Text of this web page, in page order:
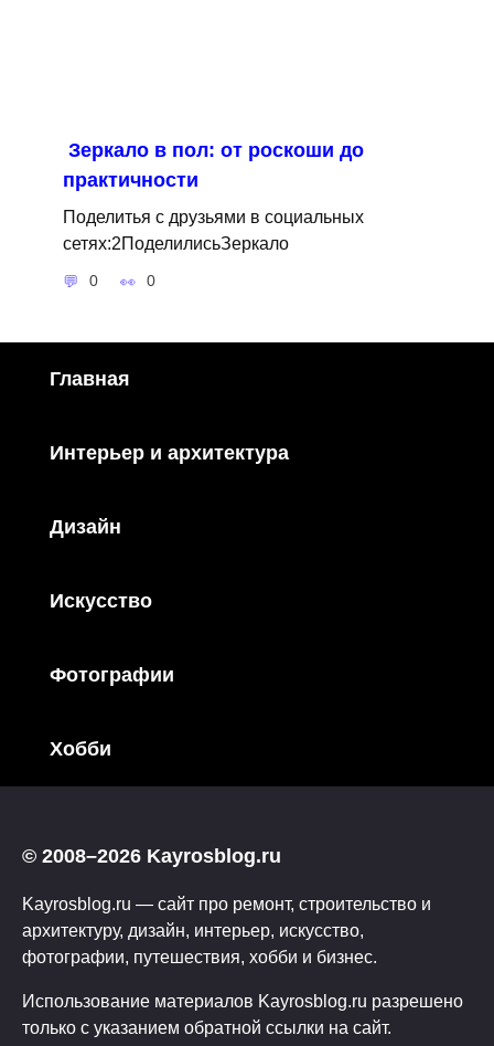
Зеркало в пол: от роскоши до
практичности
Поделитья с друзьями в социальных
сетях:2ПоделилисьЗеркало
0 0
Главная
Интерьер и архитектура
Дизайн
Искусство
Фотографии
Хобби
© 2008–2026 Kayrosblog.ru
Kayrosblog.ru — сайт про ремонт, строительство и
архитектуру, дизайн, интерьер, искусство,
фотографии, путешествия, хобби и бизнес.
Использование материалов Kayrosblog.ru разрешено
только с указанием обратной ссылки на сайт.